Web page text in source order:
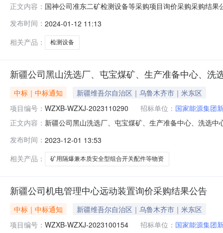
正文内容： 国神公司准东二矿检测设备等采购项目询价采购采购结
收单位：国能诚信招标有限公司联系电话：010-
发布时间： 2024-01-12 11:13
相关产品：
检测设备
新疆公司黑山洗选厂、屯宝煤矿、生产准备中心、
中标｜中标通知
新疆维吾尔自治区｜乌鲁木齐市｜米东区
项目编号： WZXB-WZXJ-2023110290 招标单位： 国家能源集团
正文内容： 新疆公司黑山洗选厂、屯宝煤矿、生产准备中心、洗选
五、监督：采购机构负责受理采购异议；采购人采购管
发布时间： 2023-12-01 13:53
相关产品：
矿用隔爆兼本质安全型组合开关配件等物资
新疆公司机电管理中心远动装置询价采购结果公告
中标｜中标通知
新疆维吾尔自治区｜乌鲁木齐市｜米东区
项目编号： WZXB-WZXJ-2023100154 招标单位： 国家能源集团